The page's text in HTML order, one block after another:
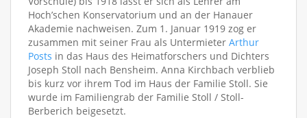
Hoch’schen Konservatorium und an der Hanauer
Akademie nachweisen. Zum 1. Januar 1919 zog er
zusammen mit seiner Frau als Untermieter Arthur
Posts in das Haus des Heimatforschers und Dichters
Joseph Stoll nach Bensheim. Anna Kirchbach verblieb
bis kurz vor ihrem Tod im Haus der Familie Stoll. Sie
wurde im Familiengrab der Familie Stoll / Stoll-
Berberich beigesetzt.